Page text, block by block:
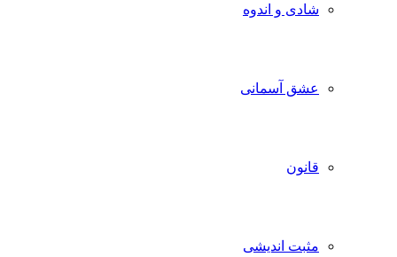
شادی و اندوه
عشق آسمانی
قانون
مثبت اندیشی